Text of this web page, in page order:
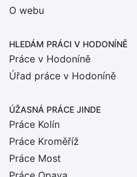
O webu
HLEDÁM PRÁCI V HODONÍNĚ
Práce v Hodoníně
Úřad práce v Hodoníně
ÚŽASNÁ PRÁCE JINDE
Práce Kolín
Práce Kroměříž
Práce Most